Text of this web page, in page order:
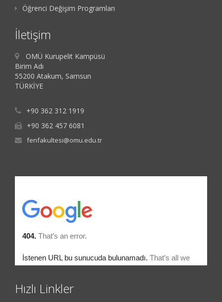
Öğrenci Değişim Programları
İletişim
OMÜ Kurupelit Kampüsü
Birim Adı
55200 Atakum, Samsun
TÜRKİYE
+90 362 312 1919
+90 362 457 6081
fenfakultesi@omu.edu.tr
Hızlı Linkler